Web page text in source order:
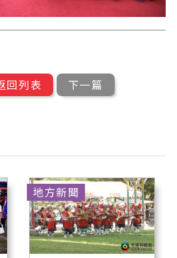
回列表 下一篇
地方新聞